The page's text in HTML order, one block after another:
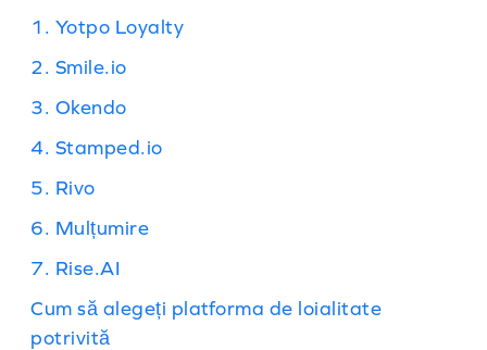
1. Yotpo Loyalty
2. Smile.io
3. Okendo
4. Stamped.io
5. Rivo
6. Mulțumire
7. Rise.AI
Cum să alegeți platforma de loialitate
potrivită